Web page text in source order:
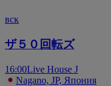
вск
ザ５０回転ズ
16:00Live House J
Nagano, JP, Япония